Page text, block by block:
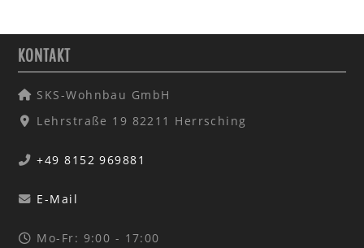
KONTAKT
SKS-Wohnbau GmbH
Lehrstraße 19 82211 Herrsching
+49 8152 969881
E-Mail
Mo-Fr: 9:00 - 17:00